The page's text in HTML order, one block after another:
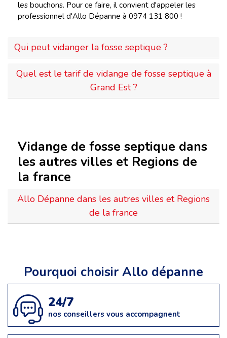
les bouchons. Pour ce faire, il convient d'appeler les
professionnel d'Allo Dépanne à 0974 131 800 !
Qui peut vidanger la fosse septique ?
Quel est le tarif de vidange de fosse septique à
Grand Est ?
Vidange de fosse septique dans
les autres villes et Regions de
la france
Allo Dépanne dans les autres villes et Regions
de la france
Pourquoi choisir Allo dépanne
24/7
nos conseillers vous accompagnent